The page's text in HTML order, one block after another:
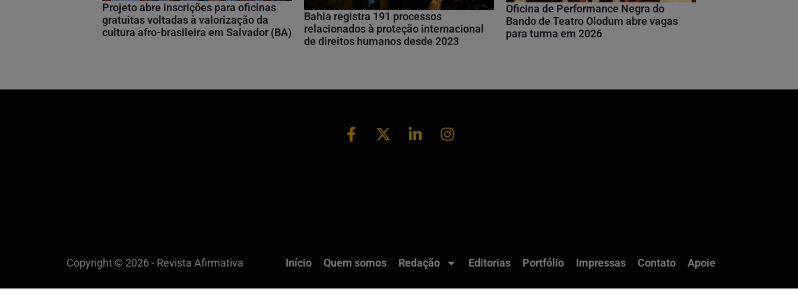
Projeto abre inscrições para oficinas
gratuitas voltadas à valorização da
cultura afro-brasileira em Salvador (BA)
Bahia registra 191 processos
relacionados à proteção internacional
de direitos humanos desde 2023
Oficina de Performance Negra do
Bando de Teatro Olodum abre vagas
para turma em 2026
Copyright © 2026 - Revista Afirmativa Início Quem somos Redação Editorias Portfólio Impressas Contato Apoie